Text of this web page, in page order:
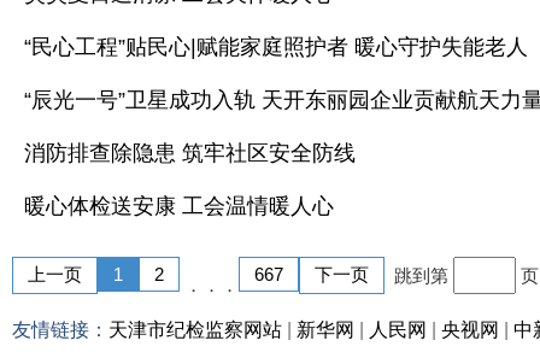
“民心工程”贴民心|赋能家庭照护者 暖心守护失能老人
“辰光一号”卫星成功入轨 天开东丽园企业贡献航天力
消防排查除隐患 筑牢社区安全防线
暖心体检送安康 工会温情暖人心
上一页 1 2
．．．
667 下一页 跳到第
友情链接： 天津市纪检监察网站 新华网 人民网 央视网 中